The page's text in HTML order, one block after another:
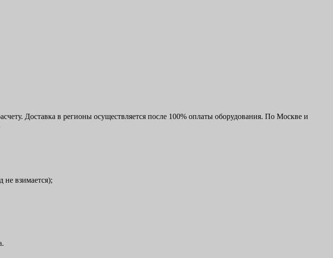
Доставка в регионы осуществляется после 100% оплаты оборудования. По Москве и
не взимается);